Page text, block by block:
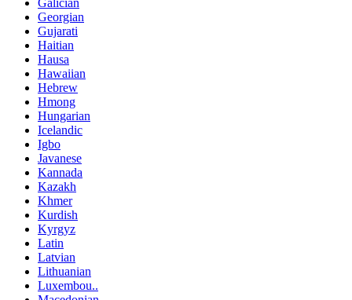
Galician
Georgian
Gujarati
Haitian
Hausa
Hawaiian
Hebrew
Hmong
Hungarian
Icelandic
Igbo
Javanese
Kannada
Kazakh
Khmer
Kurdish
Kyrgyz
Latin
Latvian
Lithuanian
Luxembou..